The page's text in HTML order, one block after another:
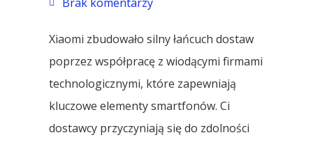
Xiaomi zbudowało silny łańcuch dostaw
poprzez współpracę z wiodącymi firmami
technologicznymi, które zapewniają
kluczowe elementy smartfonów. Ci
dostawcy przyczyniają się do zdolności